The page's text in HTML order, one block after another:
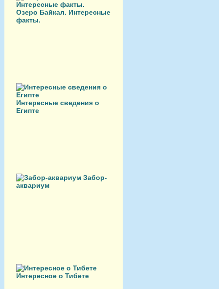
Озеро Байкал. Интересные
факты.
Интересные сведения о
Египте
Забор-
аквариум
Интересное о Тибете